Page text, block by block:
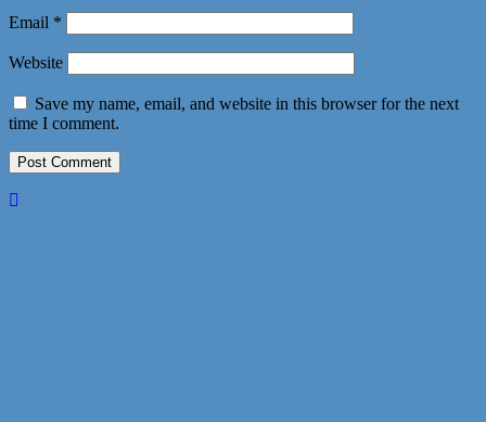
Email *
Website
Save my name, email, and website in this browser for the next
time I comment.